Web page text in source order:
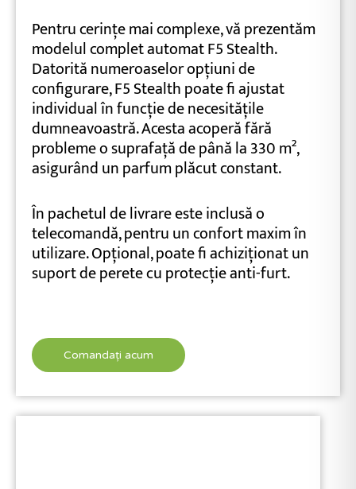
Pentru cerințe mai complexe, vă prezentăm
modelul complet automat F5 Stealth.
Datorită numeroaselor opțiuni de
configurare, F5 Stealth poate fi ajustat
individual în funcție de necesitățile
dumneavoastră. Acesta acoperă fără
probleme o suprafață de până la 330 m²,
asigurând un parfum plăcut constant.
În pachetul de livrare este inclusă o
telecomandă, pentru un confort maxim în
utilizare. Opțional, poate fi achiziționat un
suport de perete cu protecție anti-furt.
Comandați acum